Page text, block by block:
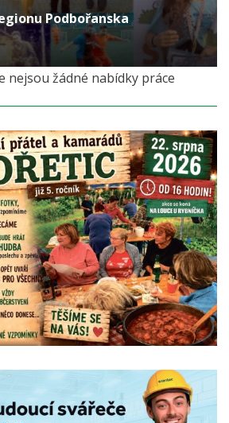
Podbořanska
nejsou žádné nabídky práce